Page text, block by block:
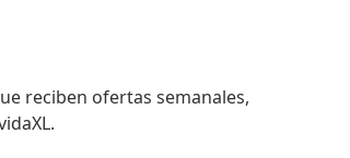
reciben ofertas semanales,